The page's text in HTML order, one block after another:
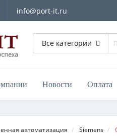
info@port-it.ru
Все категории
Новости Оплата
автоматизация Siemens